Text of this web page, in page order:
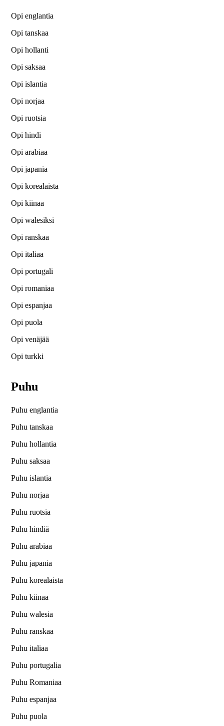
Opi englantia
Opi tanskaa
Opi hollanti
Opi saksaa
Opi islantia
Opi norjaa
Opi ruotsia
Opi hindi
Opi arabiaa
Opi japania
Opi korealaista
Opi kiinaa
Opi walesiksi
Opi ranskaa
Opi italiaa
Opi portugali
Opi romaniaa
Opi espanjaa
Opi puola
Opi venäjää
Opi turkki
Puhu
Puhu englantia
Puhu tanskaa
Puhu hollantia
Puhu saksaa
Puhu islantia
Puhu norjaa
Puhu ruotsia
Puhu hindiä
Puhu arabiaa
Puhu japania
Puhu korealaista
Puhu kiinaa
Puhu walesia
Puhu ranskaa
Puhu italiaa
Puhu portugalia
Puhu Romaniaa
Puhu espanjaa
Puhu puola